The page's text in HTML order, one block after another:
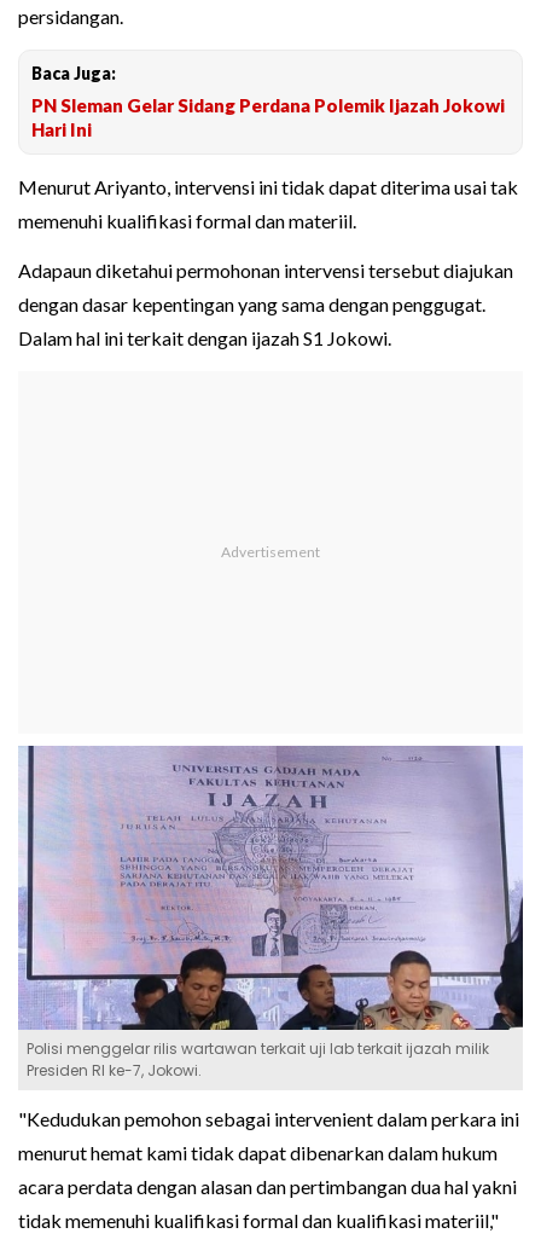
persidangan.
Baca Juga:
PN Sleman Gelar Sidang Perdana Polemik Ijazah Jokowi
Hari Ini
Menurut Ariyanto, intervensi ini tidak dapat diterima usai tak
memenuhi kualifikasi formal dan materiil.
Adapaun diketahui permohonan intervensi tersebut diajukan
dengan dasar kepentingan yang sama dengan penggugat.
Dalam hal ini terkait dengan ijazah S1 Jokowi.
Polisi menggelar rilis wartawan terkait uji lab terkait ijazah milik
Presiden RI ke-7, Jokowi.
"Kedudukan pemohon sebagai intervenient dalam perkara ini
menurut hemat kami tidak dapat dibenarkan dalam hukum
acara perdata dengan alasan dan pertimbangan dua hal yakni
tidak memenuhi kualifikasi formal dan kualifikasi materiil,"